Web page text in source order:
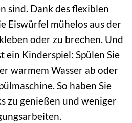
sind. Dank des flexiblen
Eiswürfel mühelos aus der
oder zu brechen. Und
ein Kinderspiel: Spülen Sie
warmem Wasser ab oder
So haben Sie
zu genießen und weniger